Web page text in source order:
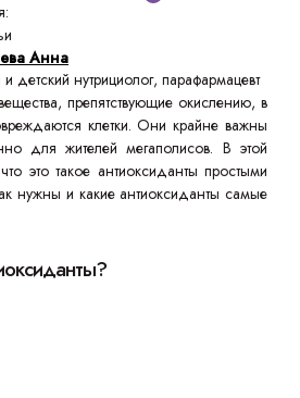
Анна
детский нутрициолог, парафармацевт
препятствующие окислению, в
клетки. Они крайне важны
для жителей мегаполисов. В этой
это такое антиоксиданты простыми
нужны и какие антиоксиданты самые